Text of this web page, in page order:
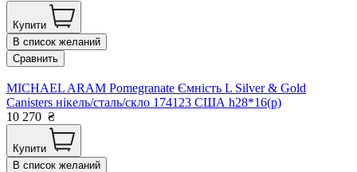
Купити
В список желаний
Сравнить
MICHAEL ARAM Pomegranate Ємність L Silver & Gold
Canisters нікель/сталь/скло 174123 США h28*16(р)
10 270 ₴
Купити
В список желаний